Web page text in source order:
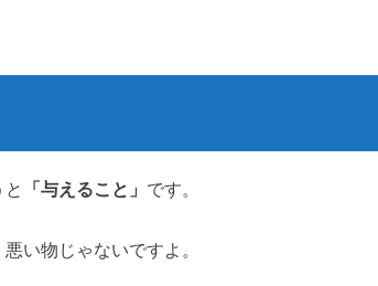
「与えること」 です。
悪い物じゃないですよ。